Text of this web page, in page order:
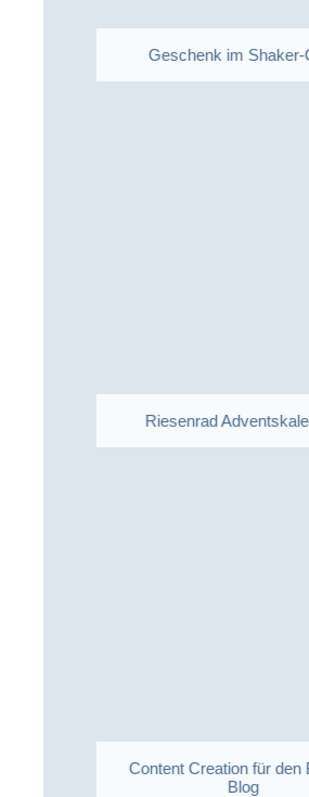
Geschenk im Shaker-
Riesenrad
Content Creation für den
Blog